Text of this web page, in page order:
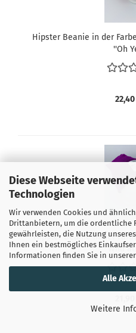
Diese Webseite
Technologien
Wir verwenden Cookies und
Drittanbietern, um die ordentliche
gewährleisten, die Nutzung
Ihnen ein bestmögliches
Informationen finden Sie in unserer
Alle
Weitere
Hipster Beanie in der
''Oh
22,40
Hipster Beanie in der
"Wild